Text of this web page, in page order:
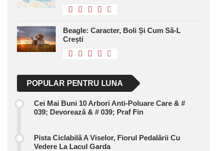
Beagle: Caracter, Boli Și Cum Să-L
Crești
POPULAR PENTRU LUNA
Cei Mai Buni 10 Arbori Anti-Poluare Care & #
039; Devorează & # 039; Praf Fin
Pista Ciclabilă A Viselor, Fiorul Pedalării Cu
Vedere La Lacul Garda